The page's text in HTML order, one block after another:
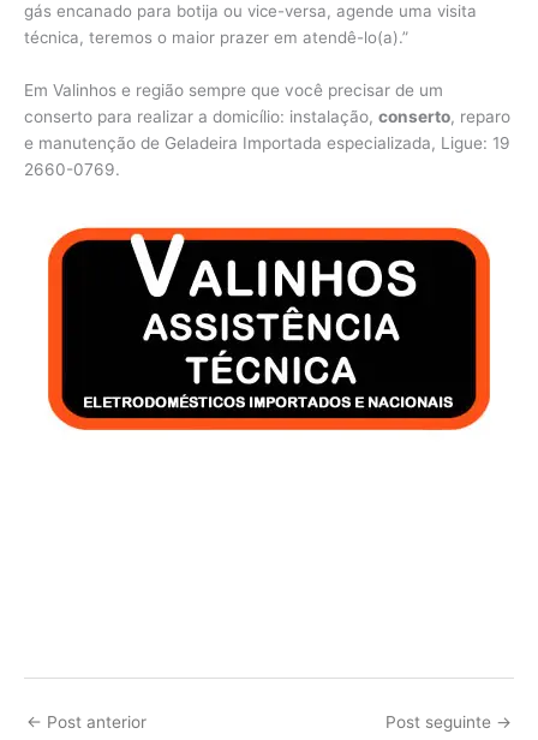
gás encanado para botija ou vice-versa, agende uma visita
técnica, teremos o maior prazer em atendê-lo(a).”
Em Valinhos e região sempre que você precisar de um
conserto para realizar a domicílio: instalação, conserto, reparo
e manutenção de Geladeira Importada especializada, Ligue: 19
2660-0769.
← Post anterior Post seguinte →